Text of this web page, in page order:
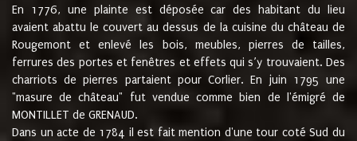
En 1776, une plainte est déposée car des habitant du lieu
avaient abattu le couvert au dessus de la cuisine du château de
Rougemont et enlevé les bois, meubles, pierres de tailles,
ferrures des portes et fenêtres et effets qui s’y trouvaient. Des
charriots de pierres partaient pour Corlier. En juin 1795 une
"masure de château" fut vendue comme bien de l'émigré de
MONTILLET de GRENAUD.
Dans un acte de 1784 il est fait mention d'une tour coté Sud du